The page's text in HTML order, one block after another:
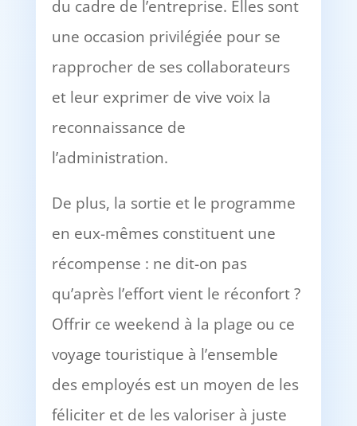
du cadre de l’entreprise. Elles sont
une occasion privilégiée pour se
rapprocher de ses collaborateurs
et leur exprimer de vive voix la
reconnaissance de
l’administration.
De plus, la sortie et le programme
en eux-mêmes constituent une
récompense : ne dit-on pas
qu’après l’effort vient le réconfort ?
Offrir ce weekend à la plage ou ce
voyage touristique à l’ensemble
des employés est un moyen de les
féliciter et de les valoriser à juste